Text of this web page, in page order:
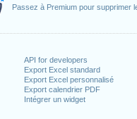
Passez à Premium pour supprimer
API for developers
Export Excel standard
Export Excel personnalisé
Export calendrier PDF
Intégrer un widget